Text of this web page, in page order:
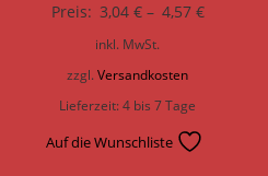
Preis: 3,04 €– 4,57 €
inkl. MwSt.
zzgl.Versandkosten
Lieferzeit:4 bis 7 Tage
Auf die Wunschliste